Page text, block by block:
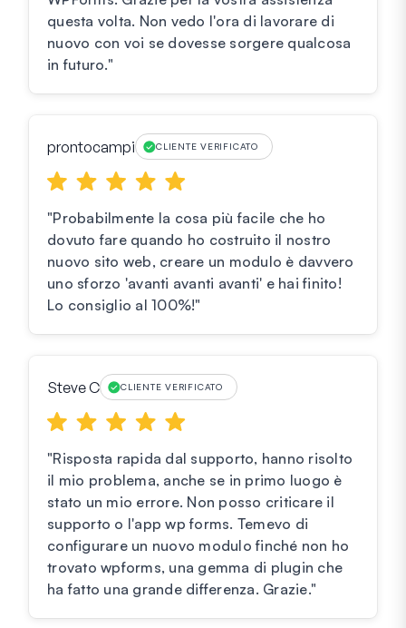
questa volta. Non vedo l'ora di lavorare di
nuovo con voi se dovesse sorgere qualcosa
in futuro."
prontocampi CLIENTE VERIFICATO
"Probabilmente la cosa più facile che ho
dovuto fare quando ho costruito il nostro
nuovo sito web, creare un modulo è davvero
uno sforzo 'avanti avanti avanti' e hai finito!
Lo consiglio al 100%!"
Steve C CLIENTE VERIFICATO
"Risposta rapida dal supporto, hanno risolto
il mio problema, anche se in primo luogo è
stato un mio errore. Non posso criticare il
supporto o l'app wp forms. Temevo di
configurare un nuovo modulo finché non ho
trovato wpforms, una gemma di plugin che
ha fatto una grande differenza. Grazie."